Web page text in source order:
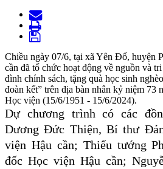
Chiều ngày 07/6, tại xã Yên Đổ, huyện
cần đã tổ chức hoạt động về nguồn và
đình chính sách, tặng quà học sinh
đoàn kết” trên địa bàn nhân kỷ niệm 73
Học viện (15/6/1951 - 15/6/2024).
Dự chương trình có các
Dương Đức Thiện, Bí thư
viện Hậu cần; Thiếu tướng
đốc Học viện Hậu cần;